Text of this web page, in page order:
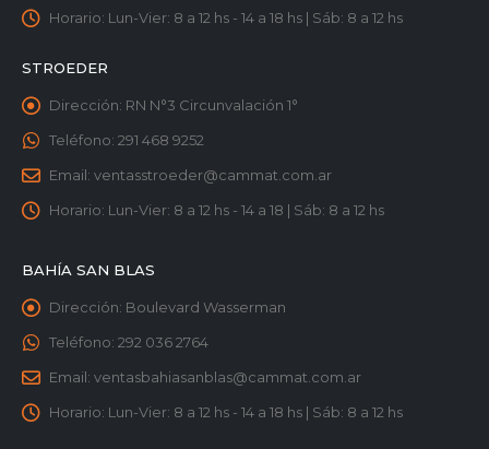
Horario: Lun-Vier: 8 a 12 hs - 14 a 18 hs | Sáb: 8 a 12 hs
STROEDER
Dirección: RN N°3 Circunvalación 1°
Teléfono: 291 468 9252
Email: ventasstroeder@cammat.com.ar
Horario: Lun-Vier: 8 a 12 hs - 14 a 18 | Sáb: 8 a 12 hs
BAHÍA SAN BLAS
Dirección: Boulevard Wasserman
Teléfono: 292 036 2764
Email: ventasbahiasanblas@cammat.com.ar
Horario: Lun-Vier: 8 a 12 hs - 14 a 18 hs | Sáb: 8 a 12 hs